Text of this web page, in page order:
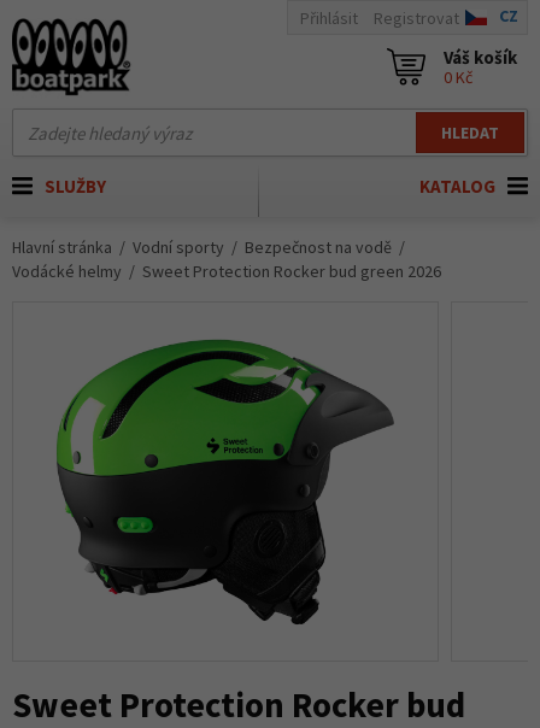
HLEDAT
Přihlásit Registrovat CZ
Váš košík
0 Kč
KATALOG
SLUŽBY
Hlavní stránka Vodní sporty
Bezpečnost na vodě
Vodácké helmy
Sweet Protection Rocker bud green 2026
Sweet Protection Rocker bud